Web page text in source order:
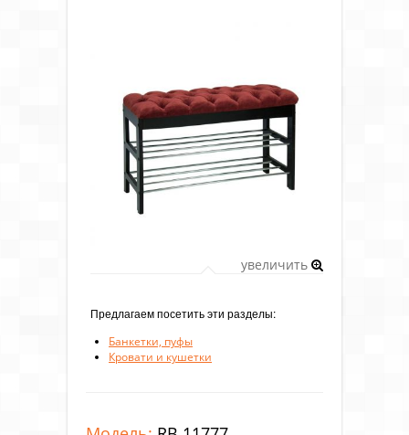
увеличить
Предлагаем посетить эти разделы:
Банкетки, пуфы
Кровати и кушетки